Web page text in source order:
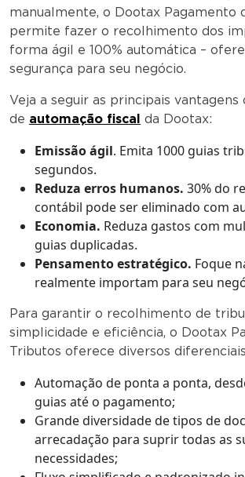
manualmente, o Dootax Pagamento
permite fazer o recolhimento dos
forma ágil e 100% automática –
segurança para seu negócio.
Veja a seguir as principais vantagens
de automação fiscal da Dootax:
Emissão ágil. Emita 1000 guias
segundos.
Reduza erros humanos. 30% do
contábil pode ser eliminado com
Economia. Reduza gastos com
guias duplicadas.
Pensamento estratégico. Foque
realmente importam para seu
Para garantir o recolhimento de
simplicidade e eficiência, o Dootax
Tributos oferece diversos
Automação de ponta a ponta,
guias até o pagamento;
Grande diversidade de tipos de
arrecadação para suprir todas as
necessidades;